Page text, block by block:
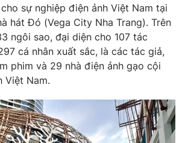
Bất động sản
Tấm lòng Việt
VTV8
sự nghiệp điện ảnh Việt Nam tại
hát Đó (Vega City Nha Trang). Trên
ngôi sao, đại diện cho 107 tác
cá nhân xuất sắc, là các tác giả,
phim và 29 nhà điện ảnh gạo cội
Việt Nam.